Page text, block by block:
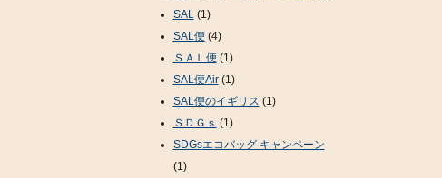
SAL(1)
SAL便(4)
ＳＡＬ便(1)
SAL便Air(1)
SAL便のイギリス (1)
ＳＤＧｓ (1)
SDGsエコバッグ キャンペーン
(1)